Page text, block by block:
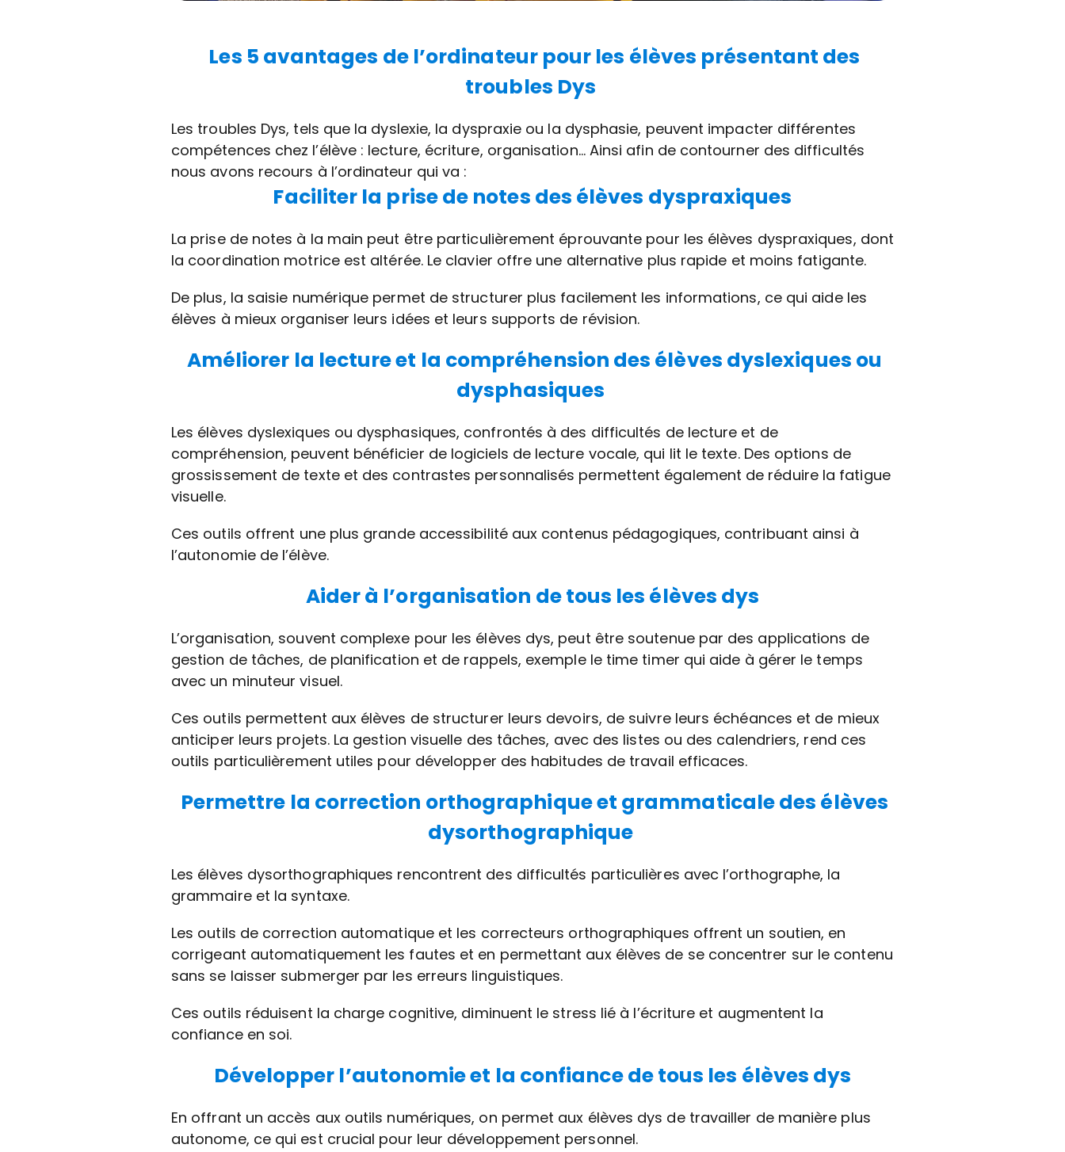
Les 5 avantages de l’ordinateur pour les élèves présentant des
troubles Dys
Les troubles Dys, tels que la dyslexie, la dyspraxie ou la dysphasie, peuvent impacter différentes
compétences chez l’élève : lecture, écriture, organisation… Ainsi afin de contourner des difficultés
nous avons recours à l’ordinateur qui va :
Faciliter la prise de notes des élèves dyspraxiques
La prise de notes à la main peut être particulièrement éprouvante pour les élèves dyspraxiques, dont
la coordination motrice est altérée. Le clavier offre une alternative plus rapide et moins fatigante.
De plus, la saisie numérique permet de structurer plus facilement les informations, ce qui aide les
élèves à mieux organiser leurs idées et leurs supports de révision.
Améliorer la lecture et la compréhension des élèves dyslexiques ou
dysphasiques
Les élèves dyslexiques ou dysphasiques, confrontés à des difficultés de lecture et de
compréhension, peuvent bénéficier de logiciels de lecture vocale, qui lit le texte. Des options de
grossissement de texte et des contrastes personnalisés permettent également de réduire la fatigue
visuelle.
Ces outils offrent une plus grande accessibilité aux contenus pédagogiques, contribuant ainsi à
l’autonomie de l’élève.
Aider à l’organisation de tous les élèves dys
L’organisation, souvent complexe pour les élèves dys, peut être soutenue par des applications de
gestion de tâches, de planification et de rappels, exemple le time timer qui aide à gérer le temps
avec un minuteur visuel.
Ces outils permettent aux élèves de structurer leurs devoirs, de suivre leurs échéances et de mieux
anticiper leurs projets. La gestion visuelle des tâches, avec des listes ou des calendriers, rend ces
outils particulièrement utiles pour développer des habitudes de travail efficaces.
Permettre la correction orthographique et grammaticale des élèves
dysorthographique
Les élèves dysorthographiques rencontrent des difficultés particulières avec l’orthographe, la
grammaire et la syntaxe.
Les outils de correction automatique et les correcteurs orthographiques offrent un soutien, en
corrigeant automatiquement les fautes et en permettant aux élèves de se concentrer sur le contenu
sans se laisser submerger par les erreurs linguistiques.
Ces outils réduisent la charge cognitive, diminuent le stress lié à l’écriture et augmentent la
confiance en soi.
Développer l’autonomie et la confiance de tous les élèves dys
En offrant un accès aux outils numériques, on permet aux élèves dys de travailler de manière plus
autonome, ce qui est crucial pour leur développement personnel.